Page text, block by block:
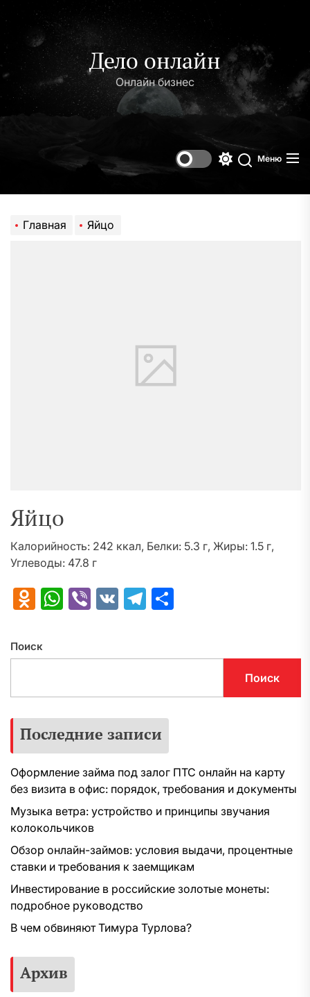
содержимому
Дело онлайн
Онлайн бизнес
Поиск
Меню
Главная Яйцо
Яйцо
Калорийность: 242 ккал, Белки: 5.3 г, Жиры: 1.5 г,
Углеводы: 47.8 г
Odnoklassniki
WhatsApp
Viber
VK Telegram
Поиск
Поиск
Последние записи
Оформление займа под залог ПТС онлайн на карту
без визита в офис: порядок, требования и документы
Музыка ветра: устройство и принципы звучания
колокольчиков
Обзор онлайн-займов: условия выдачи, процентные
ставки и требования к заемщикам
Инвестирование в российские золотые монеты:
подробное руководство
В чем обвиняют Тимура Турлова?
Архив